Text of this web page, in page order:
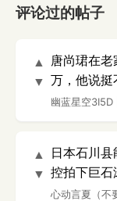
评论过的帖子
▲
▼
唐尚珺在
万，他说挺
幽蓝星空3I5D
▲
▼
日本石川
控拍下巨石
心动言夏（不